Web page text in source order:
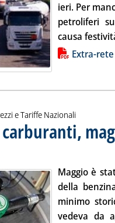
ieri. Per
petroliferi
causa
PDF alla notizia
Extra-rete
e Tariffe Nazionali
. Pubblicata mercoledì 28 maggio 2014
Maggio è
della
minimo
vedeva da